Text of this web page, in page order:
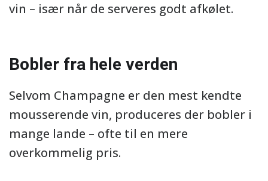
vin – især når de serveres godt afkølet.
Bobler fra hele verden
Selvom Champagne er den mest kendte
mousserende vin, produceres der bobler i
mange lande – ofte til en mere
overkommelig pris.